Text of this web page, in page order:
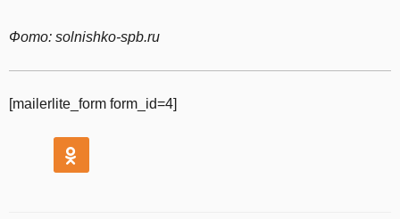
Фото: solnishko-spb.ru
[mailerlite_form form_id=4]